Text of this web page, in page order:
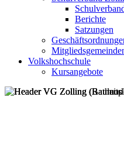
Berichte
Satzungen
Volkshochschule
Kursangebote